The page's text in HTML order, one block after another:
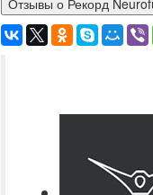
Отзывы о Рекорд